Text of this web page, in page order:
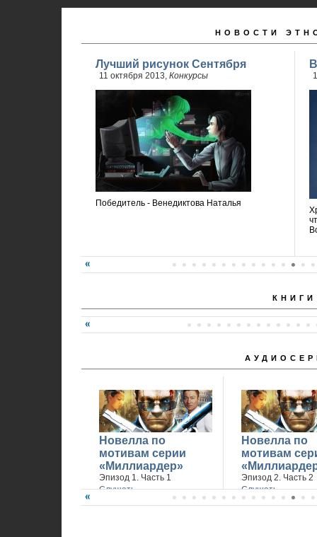
НОВОСТИ
Лучший рисунок Сентября
11 октября 2013, Конкурсы
Победитель - Венедиктова Наталья
КНИГИ
Новелла по
мотивам серии
«Миллиардер»
Эпизод 1. Часть 1
Слушать
Новелла по
мотивам
Эпизод 2. Часть 2
Слушать